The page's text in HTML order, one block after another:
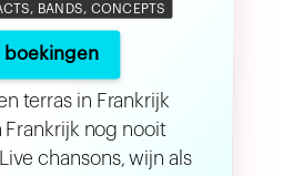
BANDS, CONCEPTS
boekingen
terras in Frankrijk
Frankrijk nog nooit
chansons, wijn als